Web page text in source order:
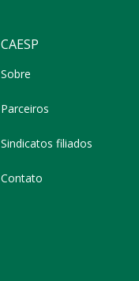
CAESP
Sobre
Parceiros
Sindicatos filiados
Contato